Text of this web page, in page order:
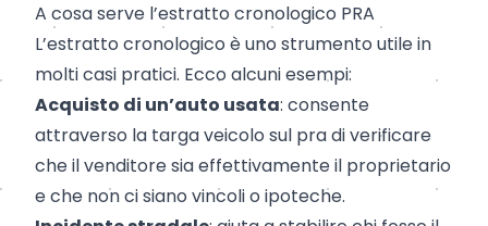
A cosa serve l’estratto cronologico PRA
L’estratto cronologico è uno strumento utile in
molti casi pratici. Ecco alcuni esempi:
Acquisto di un’auto usata: consente
attraverso la targa veicolo sul pra di verificare
che il venditore sia effettivamente il proprietario
e che non ci siano vincoli o ipoteche.